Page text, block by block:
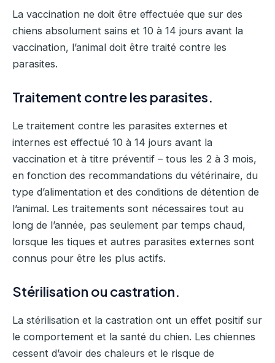
La vaccination ne doit être effectuée que sur des
chiens absolument sains et 10 à 14 jours avant la
vaccination, l’animal doit être traité contre les
parasites.
Traitement contre les parasites.
Le traitement contre les parasites externes et
internes est effectué 10 à 14 jours avant la
vaccination et à titre préventif – tous les 2 à 3 mois,
en fonction des recommandations du vétérinaire, du
type d’alimentation et des conditions de détention de
l’animal. Les traitements sont nécessaires tout au
long de l’année, pas seulement par temps chaud,
lorsque les tiques et autres parasites externes sont
connus pour être les plus actifs.
Stérilisation ou castration.
La stérilisation et la castration ont un effet positif sur
le comportement et la santé du chien. Les chiennes
cessent d’avoir des chaleurs et le risque de